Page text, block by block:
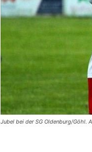
Jubel bei der SG Oldenburg/Göhl.